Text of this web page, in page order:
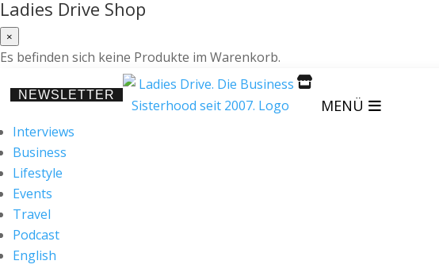
Ladies Drive Shop
×
Es befinden sich keine Produkte im Warenkorb.
NEWSLETTER

MENÜ
Interviews
Business
Lifestyle
Events
Travel
Podcast
English